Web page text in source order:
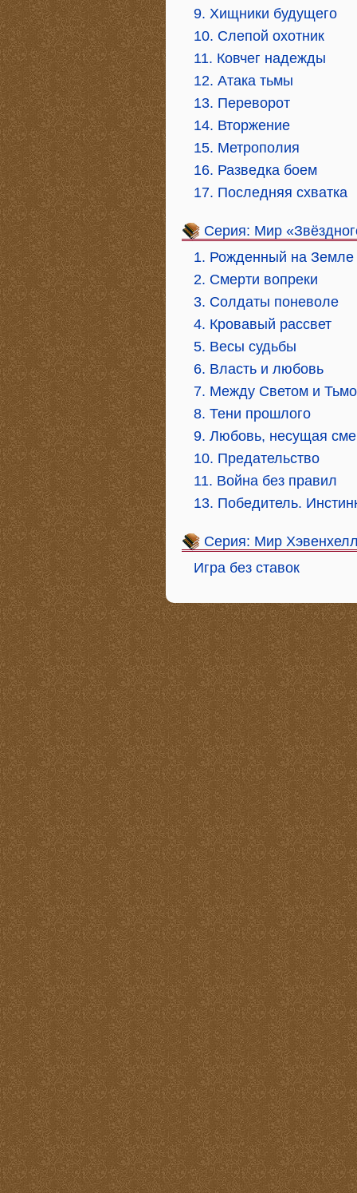
9. Хищники будущего
10. Слепой охотник
11. Ковчег надежды
12. Атака тьмы
13. Переворот
14. Вторжение
15. Метрополия
16. Разведка боем
17. Последняя схватка
Серия: Мир
1. Рожденный на Земле
2. Смерти вопреки
3. Солдаты поневоле
4. Кровавый рассвет
5. Весы судьбы
6. Власть и любовь
7. Между Светом и
8. Тени прошлого
9. Любовь, несущая
10. Предательство
11. Война без правил
13. Победитель.
Серия: Мир
Игра без ставок